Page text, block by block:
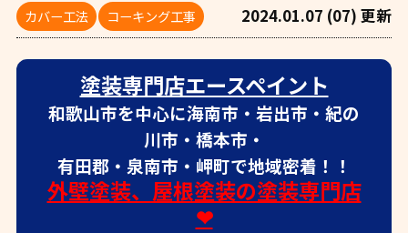
カバー工法
コーキング工事 2024.01.07 (07) 更新
塗装専門店エースペイント
和歌山市を中心に海南市・岩出市・紀の
川市・橋本市・
有田郡・泉南市・岬町で地域密着！！
外壁塗装、屋根塗装の塗装専門店
❤